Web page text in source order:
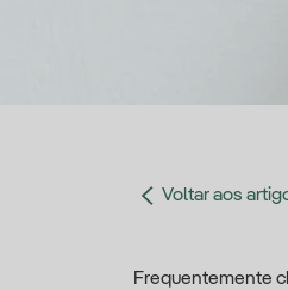
Voltar aos
Frequentemente